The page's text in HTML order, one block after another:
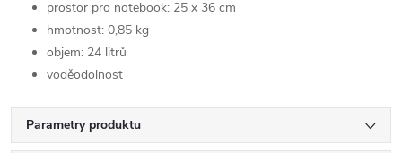
prostor pro notebook: 25 x 36 cm
hmotnost: 0,85 kg
objem: 24 litrů
voděodolnost
Parametry produktu